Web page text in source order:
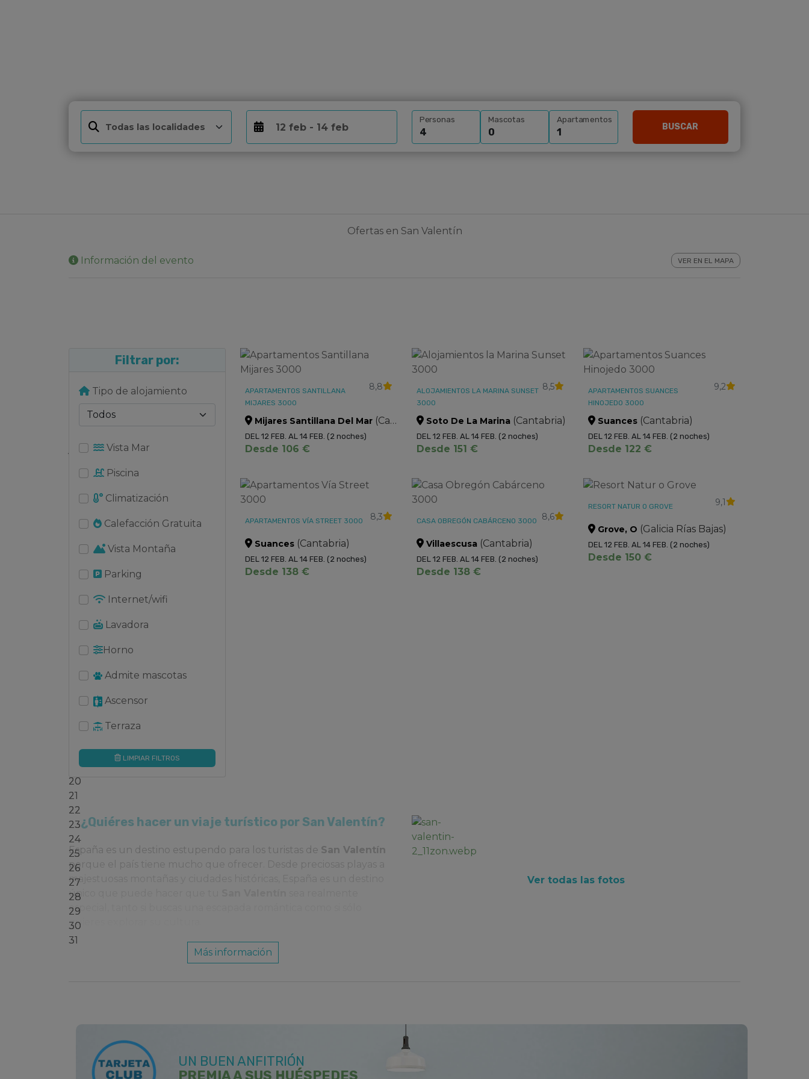
San Valentín
Ofertas en San Valentín
Información del evento VER EN EL MAPA
Personas Mascotas Apartamentos
BUSCAR
Filtrar por:
Tipo de alojamiento
Vista Mar
Piscina
Climatización
Calefacción Gratuita
Vista Montaña
Parking
Internet/wifi
Lavadora
Horno
Admite mascotas
Ascensor
Terraza
LIMPIAR FILTROS
APARTAMENTOS SANTILLANA
MIJARES 3000
8,8
Mijares Santillana Del Mar (Cantabria)
DEL 12 FEB. AL 14 FEB. (2 noches)
Desde 106 €
ALOJAMIENTOS LA MARINA SUNSET
3000
8,5
Soto De La Marina(Cantabria)
DEL 12 FEB. AL 14 FEB. (2 noches)
Desde 151 €
APARTAMENTOS SUANCES
HINOJEDO 3000
9,2
Suances(Cantabria)
DEL 12 FEB. AL 14 FEB. (2 noches)
Desde 122 €
APARTAMENTOS VÍA STREET 3000 8,3
Suances (Cantabria)
DEL 12 FEB. AL 14 FEB. (2 noches)
Desde 138 €
CASA OBREGÓN CABÁRCENO 3000 8,6
Villaescusa(Cantabria)
DEL 12 FEB. AL 14 FEB. (2 noches)
Desde 138 €
RESORT NATUR O GROVE 9,1
Grove, O (Galicia Rías Bajas)
DEL 12 FEB. AL 14 FEB. (2 noches)
Desde 150 €
¿Quiéres hacer un viaje turístico por San Valentín?
España es un destino estupendo para los turistas de San Valentín
porque el país tiene mucho que ofrecer. Desde preciosas playas a
majestuosas montañas y ciudades históricas, España es un destino
único que puede hacer que tu
especial, tanto si buscas una escapada romántica como si sólo
quieres explorar su cultura.
es el momento perfecto para explorar las
un impresionante centro histórico, con el famoso palacio de la
Alhambra.
Más información
Ver todas las fotos
UN BUEN ANFITRIÓN
PREMIA A SUS HUÉSPEDES